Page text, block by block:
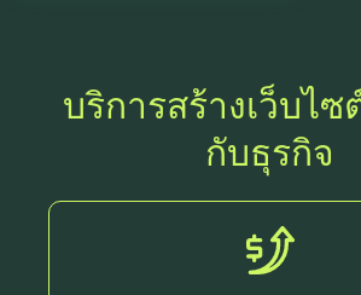
บริการสร้างเว็บไซ
กับธุรกิจ